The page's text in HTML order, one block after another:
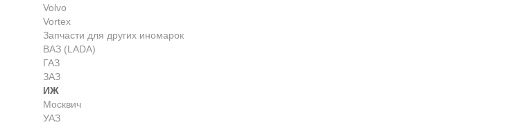
Volvo
Vortex
Запчасти для других иномарок
ВАЗ (LADA)
ГАЗ
ЗАЗ
ИЖ
Москвич
УАЗ